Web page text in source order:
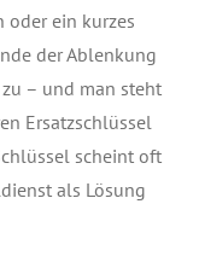
oder ein kurzes
der Ablenkung
– und man steht
Ersatzschlüssel
scheint oft
als Lösung